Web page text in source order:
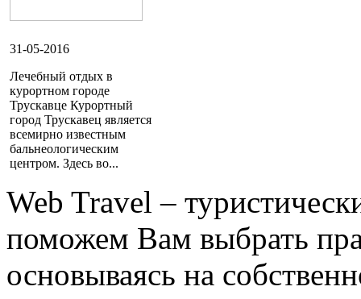
31-05-2016
Лечебный отдых в
курортном городе
Трускавце Курортный
город Трускавец является
всемирно известным
бальнеологическим
центром. Здесь во...
Web Travel –
поможем Вам выбрать
основываясь на